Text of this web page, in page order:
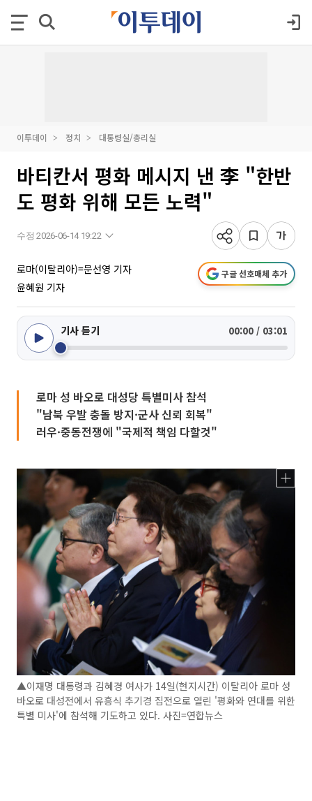
이투데이 정치 대통령실/총리실
바티칸서 평화 메시지 낸 李 "한반
도 평화 위해 모든 노력"
수정 2026-06-14 19:22
로마(이탈리아)=문선영 기자
윤혜원 기자
구글 선호매체 추가
기사 듣기 00:00 / 03:01
로마 성 바오로 대성당 특별미사 참석
"남북 우발 충돌 방지·군사 신뢰 회복"
러우·중동전쟁에 "국제적 책임 다할것"
▲이재명 대통령과 김혜경 여사가 14일(현지시간) 이탈리아 로마 성
바오로 대성전에서 유흥식 추기경 집전으로 열린 '평화와 연대를 위한
특별 미사'에 참석해 기도하고 있다. 사진=연합뉴스